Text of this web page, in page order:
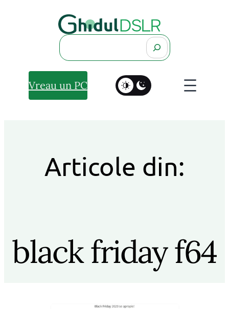
Search
Vreau un PC
Articole din:
black friday f64